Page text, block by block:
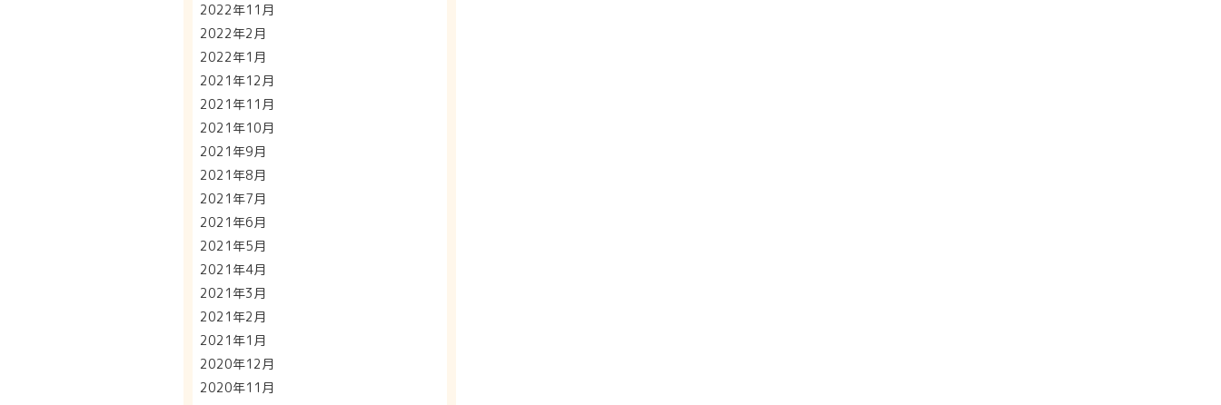
2022年11月
2022年2月
2022年1月
2021年12月
2021年11月
2021年10月
2021年9月
2021年8月
2021年7月
2021年6月
2021年5月
2021年4月
2021年3月
2021年2月
2021年1月
2020年12月
2020年11月